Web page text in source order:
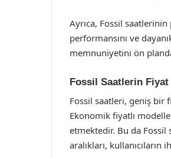
Ayrıca, Fossil
performansını ve
memnuniyetini ön
Fossil Saatlerin Fiyat
Fossil saatleri, geniş bir
Ekonomik fiyatlı
etmektedir. Bu da Fossil
aralıkları,